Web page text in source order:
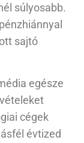
súlyosabb.
sajtó
egésze
cégek
évtized